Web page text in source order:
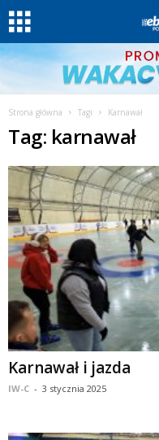
Strona główna Tagi Karnawał
Tag: karnawał
Karnawał i jazda
IW-C - 3 stycznia 2025